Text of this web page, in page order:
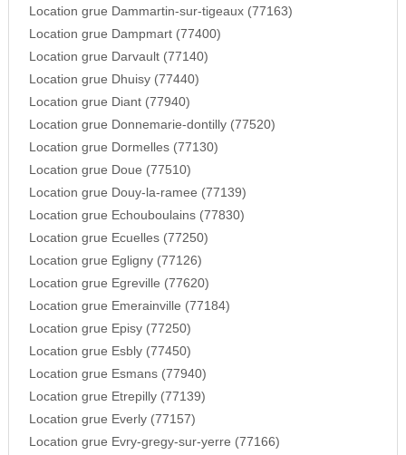
Location grue Dammartin-sur-tigeaux (77163)
Location grue Dampmart (77400)
Location grue Darvault (77140)
Location grue Dhuisy (77440)
Location grue Diant (77940)
Location grue Donnemarie-dontilly (77520)
Location grue Dormelles (77130)
Location grue Doue (77510)
Location grue Douy-la-ramee (77139)
Location grue Echouboulains (77830)
Location grue Ecuelles (77250)
Location grue Egligny (77126)
Location grue Egreville (77620)
Location grue Emerainville (77184)
Location grue Episy (77250)
Location grue Esbly (77450)
Location grue Esmans (77940)
Location grue Etrepilly (77139)
Location grue Everly (77157)
Location grue Evry-gregy-sur-yerre (77166)